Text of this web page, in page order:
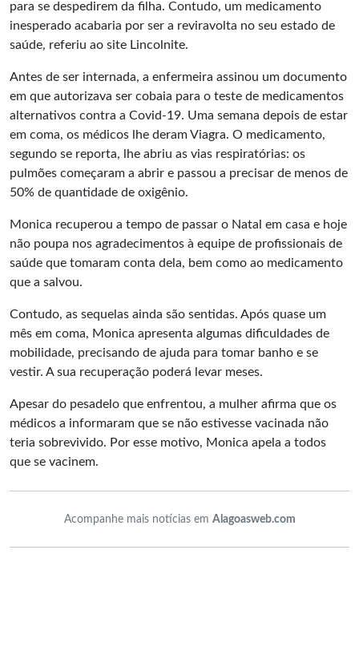
para se despedirem da filha. Contudo, um medicamento
inesperado acabaria por ser a reviravolta no seu estado de
saúde, referiu ao site Lincolnite.
Antes de ser internada, a enfermeira assinou um documento
em que autorizava ser cobaia para o teste de medicamentos
alternativos contra a Covid-19. Uma semana depois de estar
em coma, os médicos lhe deram Viagra. O medicamento,
segundo se reporta, lhe abriu as vias respiratórias: os
pulmões começaram a abrir e passou a precisar de menos de
50% de quantidade de oxigênio.
Monica recuperou a tempo de passar o Natal em casa e hoje
não poupa nos agradecimentos à equipe de profissionais de
saúde que tomaram conta dela, bem como ao medicamento
que a salvou.
Contudo, as sequelas ainda são sentidas. Após quase um
mês em coma, Monica apresenta algumas dificuldades de
mobilidade, precisando de ajuda para tomar banho e se
vestir. A sua recuperação poderá levar meses.
Apesar do pesadelo que enfrentou, a mulher afirma que os
médicos a informaram que se não estivesse vacinada não
teria sobrevivido. Por esse motivo, Monica apela a todos
que se vacinem.
Acompanhe mais notícias em Alagoasweb.com